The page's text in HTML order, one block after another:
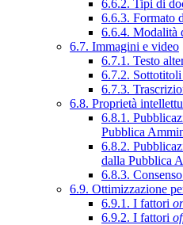
6.6.2. Tipi di
6.6.3. Formato
6.6.4. Modalità
6.7. Immagini e video
6.7.1. Testo
6.7.2.
6.7.3.
6.8. Proprietà
6.8.1.
Pubblica
6.8.2.
dalla Pubblica
6.8.3.
6.9. Ottimizzazione
6.9.1. I fattori
6.9.2. I fattori